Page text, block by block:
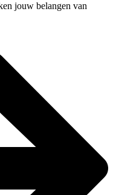
jouw belangen van